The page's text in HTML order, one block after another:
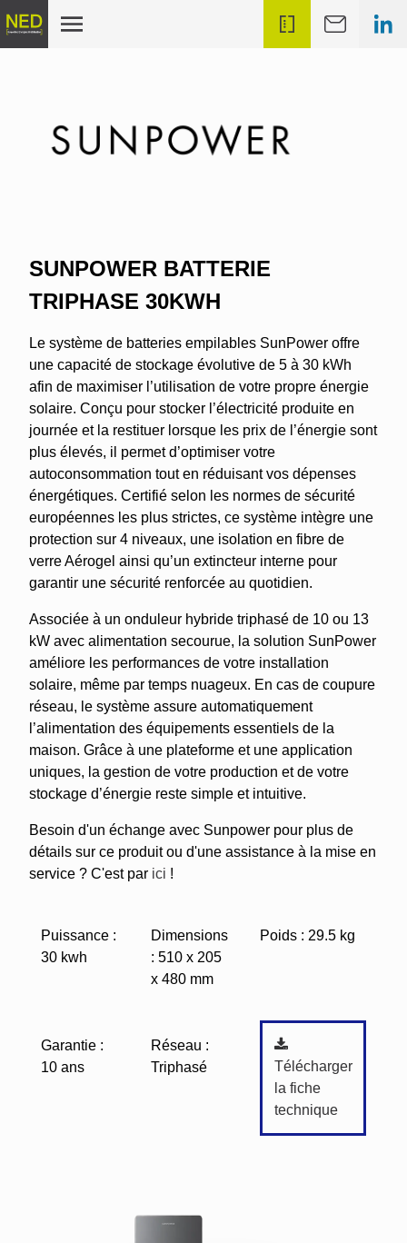
SUNPOWER BATTERIE
TRIPHASE 30KWH
Le système de batteries empilables SunPower offre
une capacité de stockage évolutive de 5 à 30 kWh
afin de maximiser l’utilisation de votre propre énergie
solaire. Conçu pour stocker l’électricité produite en
journée et la restituer lorsque les prix de l’énergie sont
plus élevés, il permet d’optimiser votre
autoconsommation tout en réduisant vos dépenses
énergétiques. Certifié selon les normes de sécurité
européennes les plus strictes, ce système intègre une
protection sur 4 niveaux, une isolation en fibre de
verre Aérogel ainsi qu’un extincteur interne pour
garantir une sécurité renforcée au quotidien.
Associée à un onduleur hybride triphasé de 10 ou 13
kW avec alimentation secourue, la solution SunPower
améliore les performances de votre installation
solaire, même par temps nuageux. En cas de coupure
réseau, le système assure automatiquement
l’alimentation des équipements essentiels de la
maison. Grâce à une plateforme et une application
uniques, la gestion de votre production et de votre
stockage d’énergie reste simple et intuitive.
Besoin d'un échange avec Sunpower pour plus de
détails sur ce produit ou d'une assistance à la mise en
service ? C'est par ici !
Puissance :
30 kwh
Dimensions
: 510 x 205
x 480 mm
Poids : 29.5 kg
Garantie :
10 ans
Réseau :
Triphasé
Télécharger
la fiche
technique